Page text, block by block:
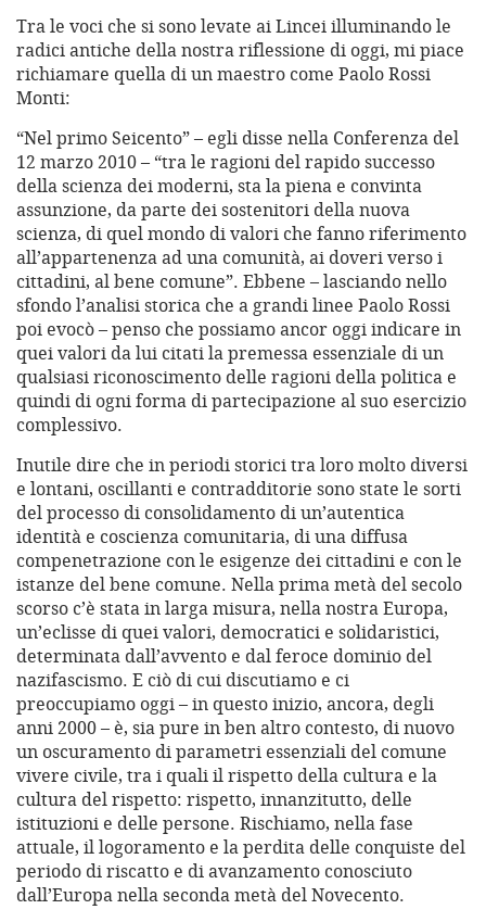
Tra le voci che si sono levate ai Lincei illuminando le
radici antiche della nostra riflessione di oggi, mi piace
richiamare quella di un maestro come Paolo Rossi
Monti:
“Nel primo Seicento” – egli disse nella Conferenza del
12 marzo 2010 – “tra le ragioni del rapido successo
della scienza dei moderni, sta la piena e convinta
assunzione, da parte dei sostenitori della nuova
scienza, di quel mondo di valori che fanno riferimento
all’appartenenza ad una comunità, ai doveri verso i
cittadini, al bene comune”. Ebbene – lasciando nello
sfondo l’analisi storica che a grandi linee Paolo Rossi
poi evocò – penso che possiamo ancor oggi indicare in
quei valori da lui citati la premessa essenziale di un
qualsiasi riconoscimento delle ragioni della politica e
quindi di ogni forma di partecipazione al suo esercizio
complessivo.
Inutile dire che in periodi storici tra loro molto diversi
e lontani, oscillanti e contradditorie sono state le sorti
del processo di consolidamento di un’autentica
identità e coscienza comunitaria, di una diffusa
compenetrazione con le esigenze dei cittadini e con le
istanze del bene comune. Nella prima metà del secolo
scorso c’è stata in larga misura, nella nostra Europa,
un’eclisse di quei valori, democratici e solidaristici,
determinata dall’avvento e dal feroce dominio del
nazifascismo. E ciò di cui discutiamo e ci
preoccupiamo oggi – in questo inizio, ancora, degli
anni 2000 – è, sia pure in ben altro contesto, di nuovo
un oscuramento di parametri essenziali del comune
vivere civile, tra i quali il rispetto della cultura e la
cultura del rispetto: rispetto, innanzitutto, delle
istituzioni e delle persone. Rischiamo, nella fase
attuale, il logoramento e la perdita delle conquiste del
periodo di riscatto e di avanzamento conosciuto
dall’Europa nella seconda metà del Novecento.